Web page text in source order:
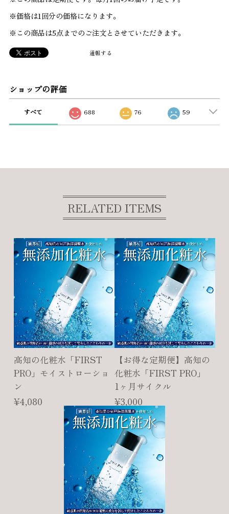
※価格は1回分の価格になります。
※この商品は5点までのご注文とさせていただきます。
通報する
ショップの評価
すべて 688 76 59
RELATED ITEMS
高知の化粧水「FIRST
PRO」モイストローショ
ン
¥4,080
【お得な定期便】高知の
化粧水「FIRST PRO」
1ヶ月サイクル
¥3,000